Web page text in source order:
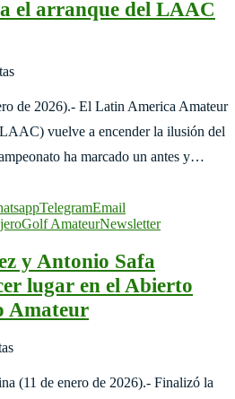
el arranque del LAAC
de 2026).- El Latin America Amateur
vuelve a encender la ilusión del
ha marcado un antes y…
TelegramEmail
Golf AmateurNewsletter
y Antonio Safa
lugar en el Abierto
Amateur
(11 de enero de 2026).- Finalizó la